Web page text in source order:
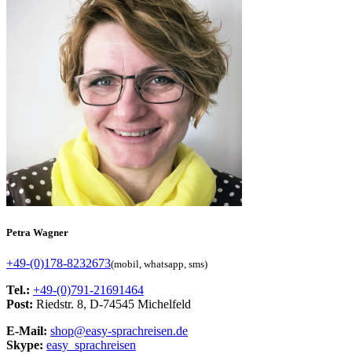
Petra Wagner
+49-(0)178-8232673(mobil, whatsapp, sms)
Tel.: +49-(0)791-21691464
Post: Riedstr. 8, D-74545 Michelfeld
E-Mail: shop@easy-sprachreisen.de
Skype: easy_sprachreisen